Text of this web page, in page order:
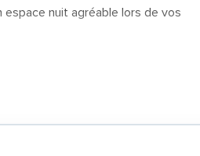
nuit agréable lors de vos
sous le signe de la détente et du